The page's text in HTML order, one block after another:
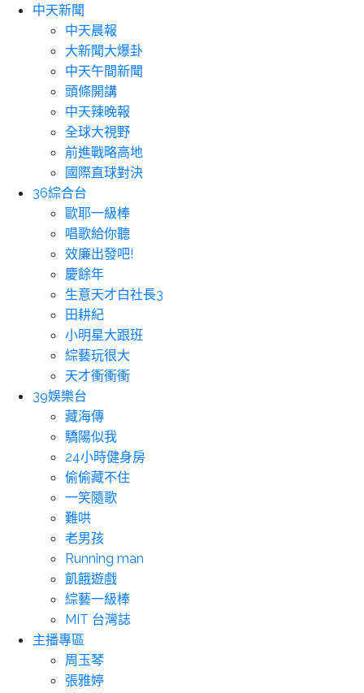
中天新聞
中天晨報
大新聞大爆卦
中天午間新聞
頭條開講
中天辣晚報
全球大視野
前進戰略高地
國際直球對決
36綜合台
歐耶一級棒
唱歌給你聽
效廉出發吧!
慶餘年
生意天才白社長3
田耕紀
小明星大跟班
綜藝玩很大
天才衝衝衝
39娛樂台
藏海傳
驕陽似我
24小時健身房
偷偷藏不住
一笑隨歌
難哄
老男孩
Running man
飢餓遊戲
綜藝一級棒
MIT 台灣誌
主播專區
周玉琴
張雅婷